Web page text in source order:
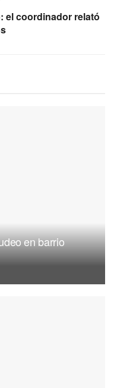
el coordinador relató
en barrio